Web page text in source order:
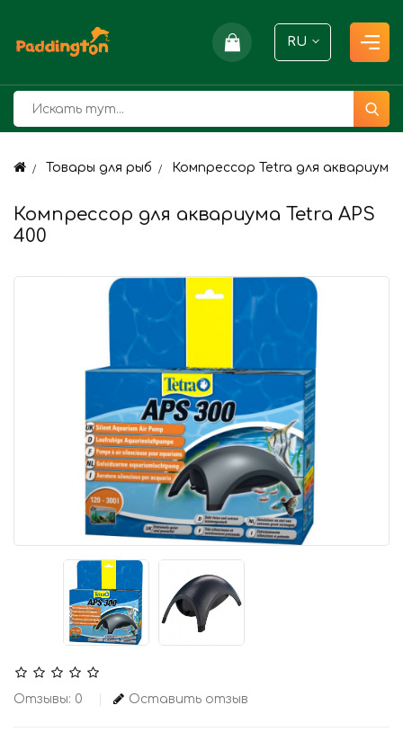
RU
Товары для рыб Компрессор Tetra для аквариума
Компрессор для аквариума Tetra APS
400
Отзывы: 0 Оставить отзыв